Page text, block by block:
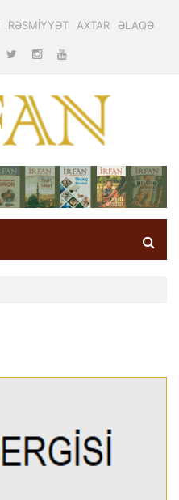
RƏSMİYYƏT AXTAR ƏLAQƏ